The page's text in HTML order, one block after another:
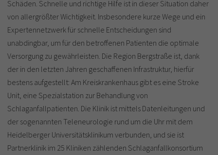
Schäden. Schnelle und richtige Hilfe ist in dieser Situation daher
von allergrößter Wichtigkeit. Insbesondere kurze Wege und ein
Expertennetzwerk für schnelle Entscheidungen sind
unabdingbar, um für den betroffenen Patienten die optimale
Versorgung zu gewährleisten. Die Region Bergstraße ist, dank
der in den letzten Jahren geschaffenen Infrastruktur, hierfür
bestens aufgestellt: Am Kreiskrankenhaus gibt es eine Stroke
Unit, eine Spezialstation zur Behandlung von
Schlaganfallpatienten. Die Klinik ist mittels Datenleitungen und
der sogenannten Teleneurologie rund um die Uhr mit dem
Heidelberger Universitätsklinikum verbunden, und sie ist
Partnerklinik im 25 Kliniken zählenden Schlaganfallkonsortium